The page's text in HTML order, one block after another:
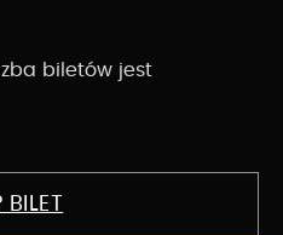
biletów jest
BILET